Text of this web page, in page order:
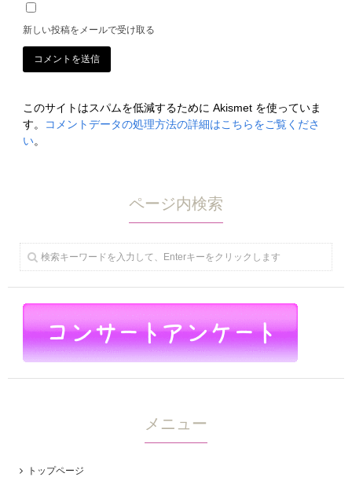
新しい投稿をメールで受け取る
このサイトはスパムを低減するために Akismet を使っていま
す。
コメントデータの処理方法の詳細はこちらをご覧くださ
い。
ページ内検索
メニュー
トップページ